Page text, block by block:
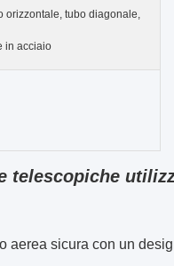
orizzontale, tubo diagonale,
in acciaio
telescopiche
aerea sicura con un